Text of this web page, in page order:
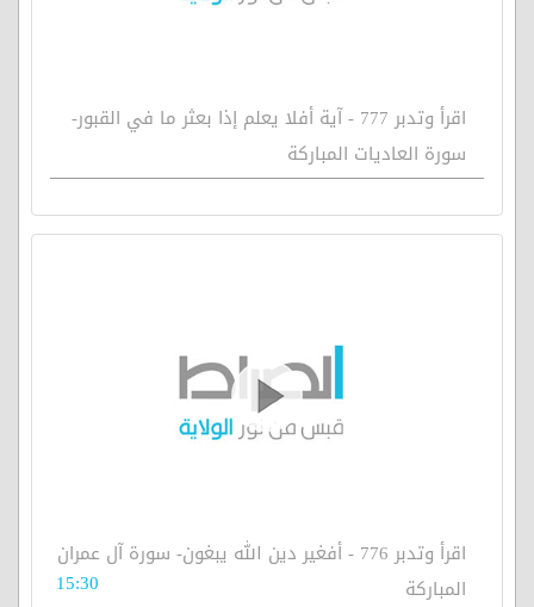
اقرأ وتدبر 777 - آية أفلا يعلم إذا بعثر ما في القبور-
سورة العاديات المباركة
اقرأ وتدبر 776 - أفغير دين الله يبغون- سورة آل عمران
المباركة
15:30